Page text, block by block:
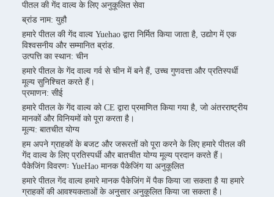
पीतल की गेंद वाल्व के लिए अनुकूलित सेवा
ब्रांड नाम: युहौ
हमारे पीतल की गेंद वाल्व Yuehao द्वारा निर्मित किया जाता है, उद्योग में एक
विश्वसनीय और सम्मानित ब्रांड.
उत्पत्ति का स्थान: चीन
हमारे पीतल के गेंद वाल्व गर्व से चीन में बने हैं, उच्च गुणवत्ता और प्रतिस्पर्धी
मूल्य सुनिश्चित करते हैं।
प्रमाणन: सीई
हमारे पीतल के गेंद वाल्व को CE द्वारा प्रमाणित किया गया है, जो अंतरराष्ट्रीय
मानकों और विनियमों को पूरा करता है।
मूल्य: बातचीत योग्य
हम अपने ग्राहकों के बजट और जरूरतों को पूरा करने के लिए हमारे पीतल की
गेंद वाल्व के लिए प्रतिस्पर्धी और बातचीत योग्य मूल्य प्रदान करते हैं।
पैकेजिंग विवरणः YueHao मानक पैकेजिंग या अनुकूलित
हमारे पीतल गेंद वाल्व हमारे मानक पैकेजिंग में पैक किया जा सकता है या हमारे
ग्राहकों की आवश्यकताओं के अनुसार अनुकूलित किया जा सकता है।